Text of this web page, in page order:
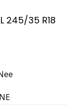
245/35 R18